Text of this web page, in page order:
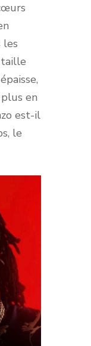
les
en
est-il
le